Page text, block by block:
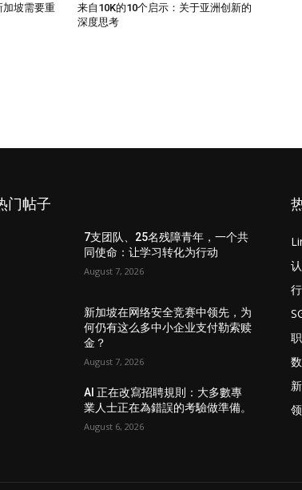
加坡需要重
来自10K的10个启示：关于亚洲创新的
深度思考
门帖子
7支团队、25名残障青年，一个共
同使命：让学习转化为行动
August 7, 2026
新加坡在网络安全竞赛中领先，为
何仍有这么多中小企业支付勒索赎
金？
August 7, 2026
AI 正在改寫招聘規則：大多數專
業人士正在為錯誤的考驗做準備。
August 6, 2026